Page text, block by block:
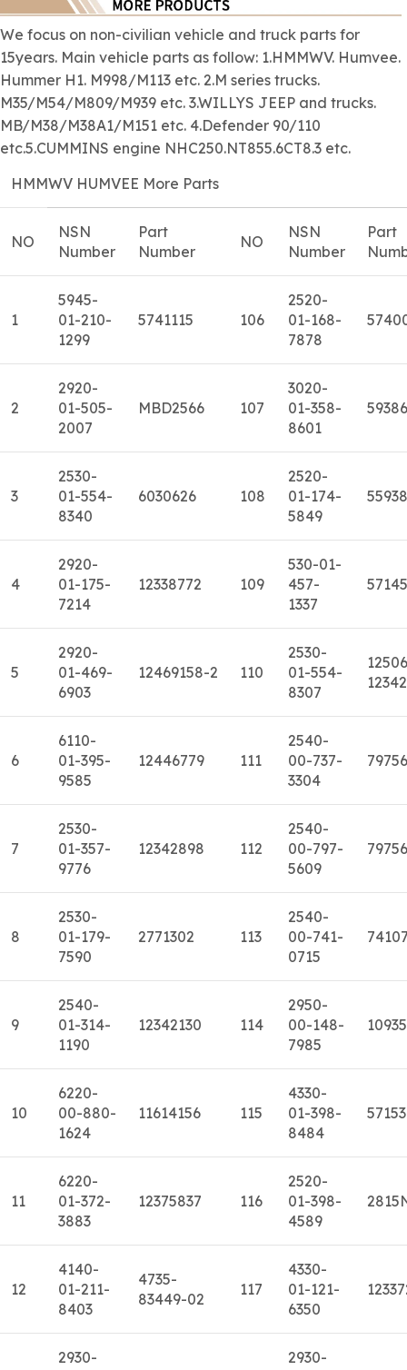
We focus on non-civilian vehicle and truck parts for
15years. Main vehicle parts as follow: 1.HMMWV. Humvee.
Hummer H1. M998/M113 etc. 2.M series trucks.
M35/M54/M809/M939 etc. 3.WILLYS JEEP and trucks.
MB/M38/M38A1/M151 etc. 4.Defender 90/110
etc.5.CUMMINS engine NHC250.NT855.6CT8.3 etc.
HMMWV HUMVEE More Parts
NO
NSN
Number
Part
Number
NO
NSN
Number
Part
1
5945-
01-210-
1299
5741115 106
2520-
01-168-
7878
2
2920-
01-505-
2007
MBD2566 107
3020-
01-358-
8601
3
2530-
01-554-
8340
6030626 108
2520-
01-174-
5849
4
2920-
01-175-
7214
12338772 109
530-01-
457-
1337
5
2920-
01-469-
6903
12469158-2 110
2530-
01-554-
8307
6
6110-
01-395-
9585
12446779 111
2540-
00-737-
3304
7
2530-
01-357-
9776
12342898 112
2540-
00-797-
5609
8
2530-
01-179-
7590
2771302 113
2540-
00-741-
0715
9
2540-
01-314-
1190
12342130 114
2950-
00-148-
7985
10
6220-
00-880-
1624
11614156 115
4330-
01-398-
8484
11
6220-
01-372-
3883
12375837 116
2520-
01-398-
4589
12
4140-
01-211-
8403
4735-
83449-02
117
4330-
01-121-
6350
2930-
2930-